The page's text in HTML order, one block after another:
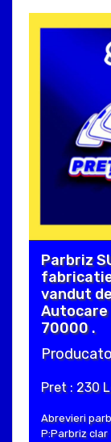
Parbriz
fabricatie
vandut
Autocare
70000 .
Pret : 230
Abrevieri
P:Parbriz clar